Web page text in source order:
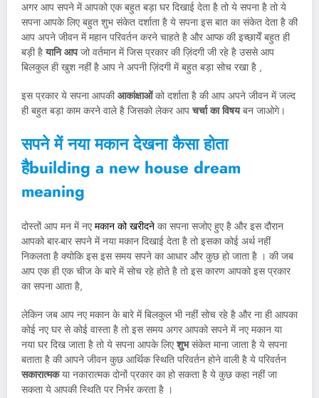
अगर आप सपने में आपको एक बहुत बड़ा घर दिखाई देता है तो ये सपना है तो ये
सपना आपके लिए बहुत शुभ संकेत दर्शाता है ये सपना इस बात का संकेत देता है की
आप अपने जीवन में महान परिवर्तन करने चाहते है और आप्क की इच्छायेँ बहुत ही
बड़ी हैयानि आपजो वर्तमान में जिस प्रकार की ज़िंदगी जी रहे है उससे आप
बिलकुल ही खुश नहीं है आप ने अपनी ज़िंदगी में बहुत बड़ा सोच रखा है ,
इस प्रकार ये सपना आपकीआकांक्षाओंको दर्शाता है की आप अपने जीवन में जल्द
ही बहुत बड़ा काम करने वाले है जिसको लेकर आपचर्चा का विषयबन जाओगे।
सपने में नया मकान देखना कैसा होता
हैbuilding a new house dream
meaning
दोस्तों आप मन में नए मकान को खरीदने का सपना सजोए हुए है और इस दौरान
आपको बार-बार सपने में नया मकान दिखाई देता है तो इसका कोई अर्थ नहीं
निकलता है क्योकि इस इस समय सपने का आधार और कुछ हो जाता है । की जब
आप एक ही एक चीज के बारे में सोच रहे होते है तो इस कारण आपको इस प्रकार
का सपना आता है,
लेकिन जब आप नए मकान के बारे में बिलकुल भी नहीं सोच रहे है और ना ही आपका
कोई नए घर से कोई वास्ता है तो इस समय अगर आपको सपने में नए मकान या
नया घर दिख जाता है तो ये सपना आपके लिएशुभसंकेत माना जाता है ये सपना
बताता है की आपने जीवन कुछ आर्थिक स्थिति परिवर्तन होने वाली है ये परिवर्तन
सकारात्मकया नकारात्मक दोनों प्रकार का हो सकता है ये कुछ कहा नहीं जा
सकता ये आपकी स्थिति पर निर्भर करता है ।